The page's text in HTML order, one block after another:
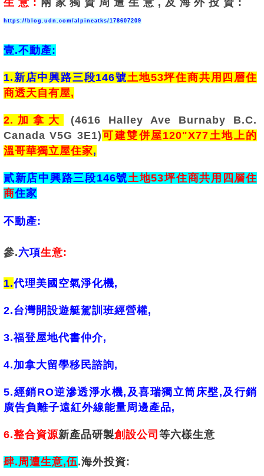
https://blog.udn.com/alpineatks/178607209
壹.不動產:
1.新店中興路三段146號土地53坪住商共用四層住
商透天自有屋,
2.加拿大
(4616 Halley Ave Burnaby B.C.
Canada V5G 3E1)可建雙併屋120"X77土地上的
溫哥華獨立屋住家,
貳新店中興路三段146號土地53坪住商共用四層住
商住家
不動產:
參.六項生意:
1.代理美國空氣淨化機,
2.台灣開設遊艇駕訓班經營權,
3.福登屋地代書仲介,
4.加拿大留學移民諮詢,
5.經銷RO逆滲透淨水機, 及喜瑞獨立筒床壂,及行銷
廣告負離子遠紅外線能量周邊產品,
6.整合資源新產品研製創設公司 等六樣生意
肆.周遭生意,伍.海外投資: